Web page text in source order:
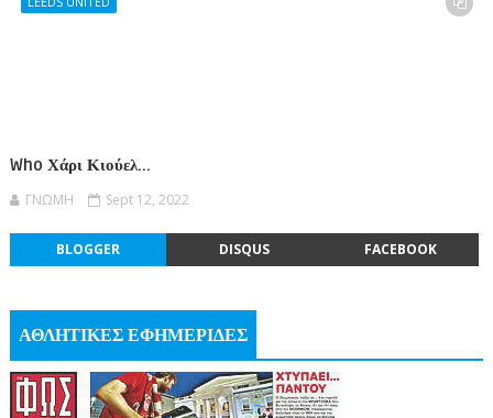
Who Χάρι Κιούελ...
ΓΝΩΜΗ Sept 12, 2022
BLOGGER DISQUS FACEBOOK
ΑΘΛΗΤΙΚΕΣ ΕΦΗΜΕΡΙΔΕΣ